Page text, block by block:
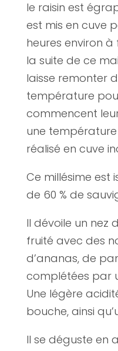
le raisin est
est mis en cuve
heures environ
la suite de ce
laisse remonter
température
commencent
une température
réalisé en cuve
Ce millésime est
de 60 % de
Il dévoile un nez
fruité avec des
d’ananas, de
complétées par
Une légère
bouche, ainsi
Il se déguste en